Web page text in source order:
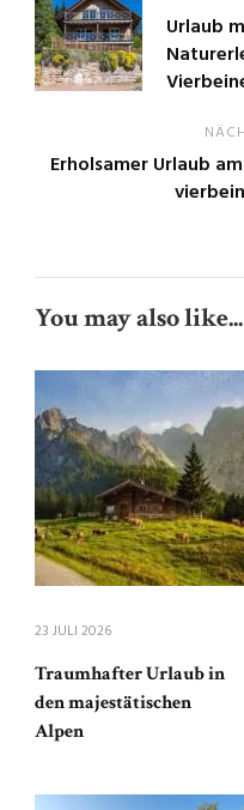
Urlaub
Erholsamer Urlaub
You may also like...
23 JULI 2026
Traumhafter Urlaub in
den majestätischen
Alpen